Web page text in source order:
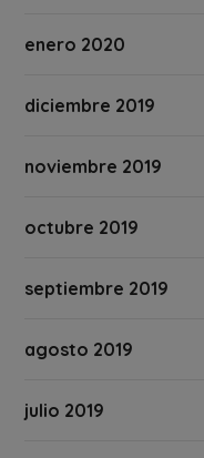
enero 2020
diciembre 2019
noviembre 2019
octubre 2019
septiembre 2019
agosto 2019
julio 2019